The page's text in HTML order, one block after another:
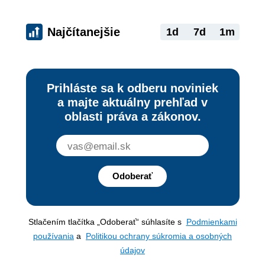
Najčítanejšie 1d 7d 1m
Prihláste sa k odberu noviniek
a majte aktuálny prehľad v
oblasti práva a zákonov.
Odoberať
Stlačením tlačítka „Odoberať“ súhlasíte s Podmienkami
používania a Politikou ochrany súkromia a osobných
údajov